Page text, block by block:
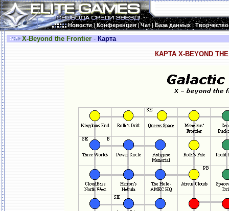
Новости|Конференция|Чат|База данных|Творчество
X-Beyond the Frontier - Карта
КАРТА X-BEYOND